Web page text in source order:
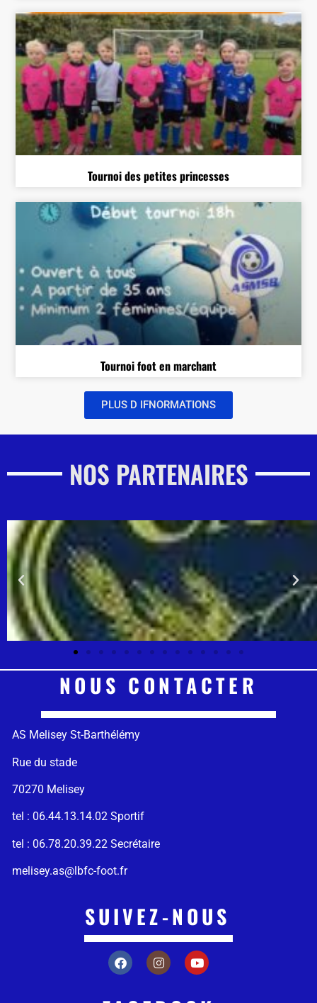
Tournoi des petites princesses
Tournoi foot en marchant
PLUS D IFNORMATIONS
NOS PARTENAIRES
NOUS CONTACTER
AS Melisey St-Barthélémy
Rue du stade
70270 Melisey
tel : 06.44.13.14.02 Sportif
tel : 06.78.20.39.22 Secrétaire
melisey.as@lbfc-foot.fr
SUIVEZ-NOUS